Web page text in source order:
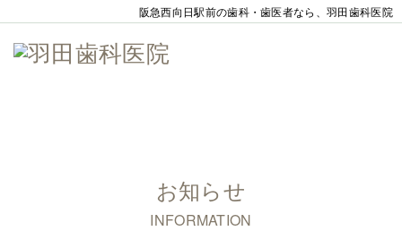
阪急西向日駅前の歯科・歯医者なら、羽田歯科医院
お知らせ
INFORMATION